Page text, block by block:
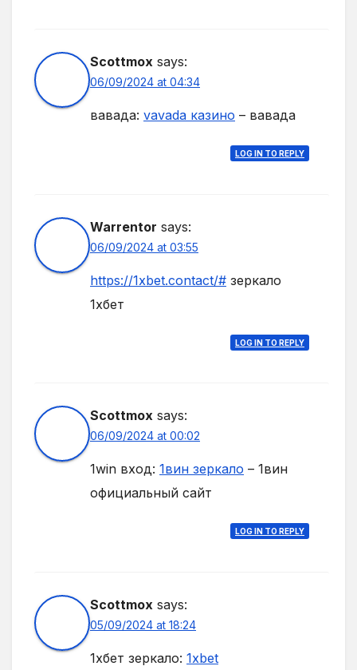
Scottmox says:
06/09/2024 at 04:34
вавада: vavada казино – вавада
LOG IN TO REPLY
Warrentor says:
06/09/2024 at 03:55
https://1xbet.contact/# зеркало
1хбет
LOG IN TO REPLY
Scottmox says:
06/09/2024 at 00:02
1win вход: 1вин зеркало – 1вин
официальный сайт
LOG IN TO REPLY
Scottmox says:
05/09/2024 at 18:24
1хбет зеркало: 1xbet